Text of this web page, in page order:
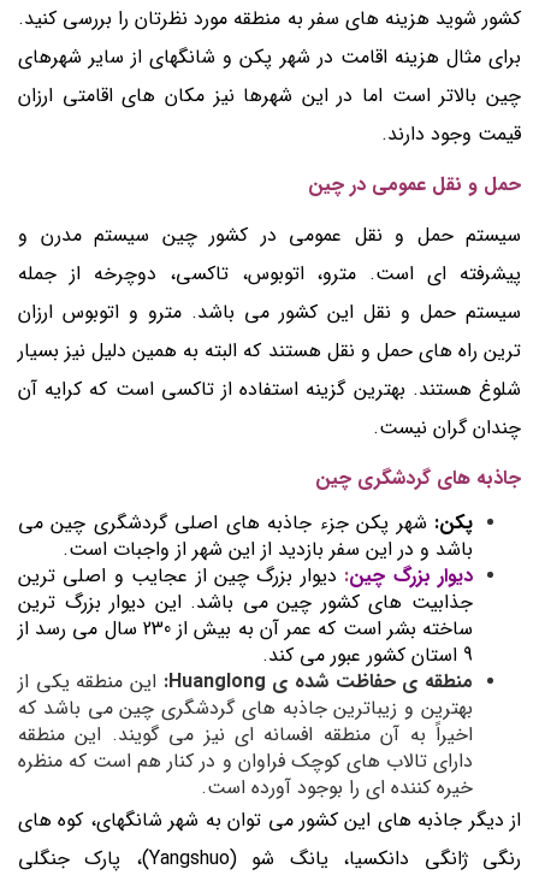
کشور شوید هزینه های سفر به منطقه مورد نظرتان را بررسی کنید.
برای مثال هزینه اقامت در شهر پکن و شانگهای از سایر شهرهای
چین بالاتر است اما در این شهرها نیز مکان های اقامتی ارزان
قیمت وجود دارند.
حمل و نقل عمومی در چین
سیستم حمل و نقل عمومی در کشور چین سیستم مدرن و
پیشرفته ای است. مترو، اتوبوس، تاکسی، دوچرخه از جمله
سیستم حمل و نقل این کشور می باشد. مترو و اتوبوس ارزان
ترین راه های حمل و نقل هستند که البته به همین دلیل نیز بسیار
شلوغ هستند. بهترین گزینه استفاده از تاکسی است که کرایه آن
چندان گران نیست.
جاذبه های گردشگری چین
پکن: شهر پکن جزء جاذبه های اصلی گردشگری چین می
باشد و در این سفر بازدید از این شهر از واجبات است.
دیوار بزرگ چین: دیوار بزرگ چین از عجایب و اصلی ترین
جذابیت های کشور چین می باشد. این دیوار بزرگ ترین
ساخته بشر است که عمر آن به بیش از 230 سال می رسد از
9 استان کشور عبور می کند.
منطقه ی حفاظت شده ی Huanglong:
این منطقه یکی از
بهترین و زیباترین جاذبه های گردشگری چین می باشد که
اخیراً به آن منطقه افسانه ای نیز می گویند. این منطقه
دارای تالاب های کوچک فراوان و در کنار هم است که منظره
خیره کننده ای را بوجود آورده است.
از دیگر جاذبه های این کشور می توان به شهر شانگهای، کوه های
رنگی ژانگی دانکسیا، یانگ شو (Yangshuo)، پارک جنگلی